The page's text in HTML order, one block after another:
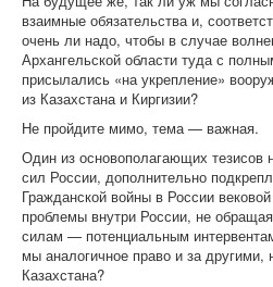
взаимные обязательства и,
очень ли надо, чтобы в случае
Архангельской области туда с
присылались «на укрепление»
из Казахстана и Киргизии?
Не пройдите мимо, тема — важная.
Один из основополагающих тезисов
сил России, дополнительно
Гражданской войны в России
проблемы внутри России, не
силам — потенциальным
мы аналогичное право и за
Казахстана?